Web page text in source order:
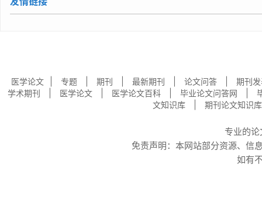
医学论文 专题 期刊 最新期刊 论文问答
期刊
学术期刊
医学论文 医学论文百科 毕业论文问答网
文知识库
期刊论文知识库
专业的论
免责声明：本网站部分资源、信
如有